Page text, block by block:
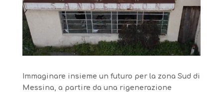
Immaginare insieme un futuro per la zona Sud di
Messina, a partire da una rigenerazione